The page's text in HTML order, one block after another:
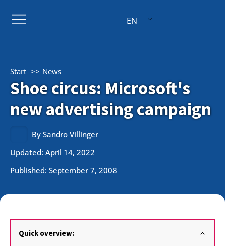
EN
Start News
Shoe circus: Microsoft's
new advertising campaign
BySandro Villinger
Updated: April 14, 2022
Published: September 7, 2008
Quick overview: